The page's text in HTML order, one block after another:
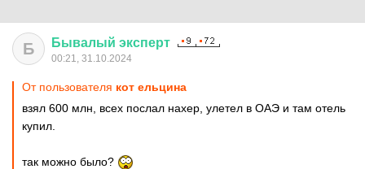
Б Бывалый эксперт
00:21, 31.10.2024
От пользователя кот ельцина
взял 600 млн, всех послал нахер, улетел в ОАЭ и там отель
купил.
так можно было?